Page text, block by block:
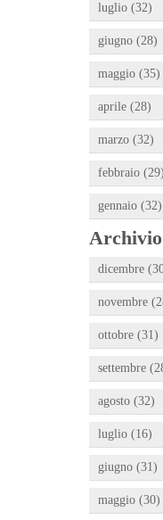
luglio (32)
giugno (28)
maggio (35)
aprile (28)
marzo (32)
febbraio (29)
gennaio (32)
Archivio
dicembre
novembre
ottobre (31)
settembre
agosto (32)
luglio (16)
giugno (31)
maggio (30)